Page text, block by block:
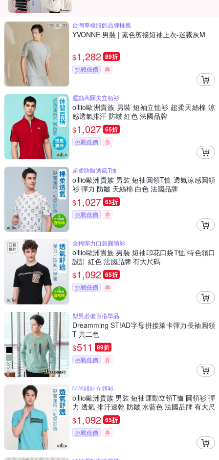
台灣專櫃服飾品牌推薦
YVONNE 男裝 | 素色剪接短袖上衣-迷霧灰M
$1,282 89折
挑戰低價 券
運動高爾夫立領衫
oillio歐洲貴族 男裝 短袖立恤衫 超柔天絲棉 涼
感透氣排汗 防皺 紅色 法國品牌
$1,027 65折
挑戰低價 券
超柔防皺透氣T恤
oillio歐洲貴族 男裝 短袖圓領T恤 透氣涼感圓領
衫 彈力 防皺 天絲棉 白色 法國品牌
$1,027 65折
挑戰低價 券
全棉彈力口袋圓領衫
oillio歐洲貴族 男裝 短袖印花口袋T恤 特色領口
設計 紅色 法國品牌 有大尺碼
$1,092 65折
挑戰低價 券
型男必備百搭單品
Dreamming ST!AD字母拼接萊卡彈力長袖圓領
T-共二色
$511 89折
挑戰低價 券
時尚設計立領衫
oillio歐洲貴族 男裝 短袖運動立領T恤 圓領衫 彈
力 透氣 排汗速乾 防皺 水藍色 法國品牌 有大尺
碼
$1,092 65折
挑戰低價 券